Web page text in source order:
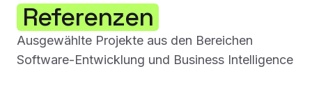
Referenzen
Ausgewählte Projekte aus den Bereichen
Software-Entwicklung und Business Intelligence